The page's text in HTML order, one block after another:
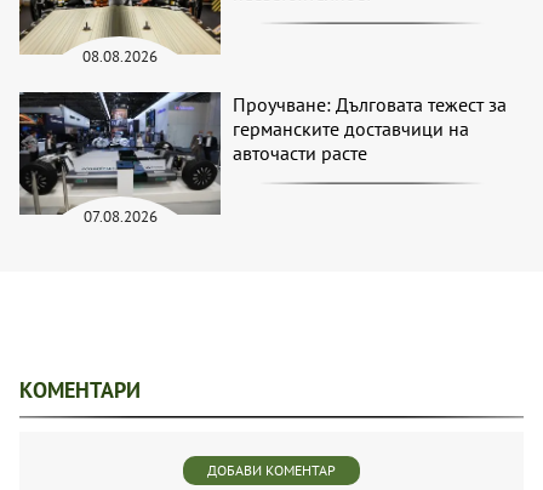
08.08.2026
07.08.2026
Проучване: Дълговата тежест за
германските доставчици на
авточасти расте
КОМЕНТАРИ
ДОБАВИ КОМЕНТАР